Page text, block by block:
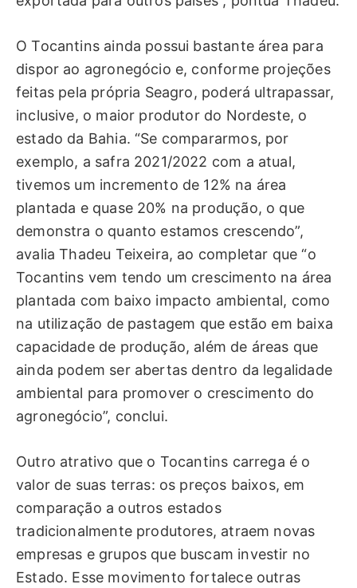
O Tocantins ainda possui bastante área para
dispor ao agronegócio e, conforme projeções
feitas pela própria Seagro, poderá ultrapassar,
inclusive, o maior produtor do Nordeste, o
estado da Bahia. “Se compararmos, por
exemplo, a safra 2021/2022 com a atual,
tivemos um incremento de 12% na área
plantada e quase 20% na produção, o que
demonstra o quanto estamos crescendo”,
avalia Thadeu Teixeira, ao completar que “o
Tocantins vem tendo um crescimento na área
plantada com baixo impacto ambiental, como
na utilização de pastagem que estão em baixa
capacidade de produção, além de áreas que
ainda podem ser abertas dentro da legalidade
ambiental para promover o crescimento do
agronegócio”, conclui.
Outro atrativo que o Tocantins carrega é o
valor de suas terras: os preços baixos, em
comparação a outros estados
tradicionalmente produtores, atraem novas
empresas e grupos que buscam investir no
Estado. Esse movimento fortalece outras